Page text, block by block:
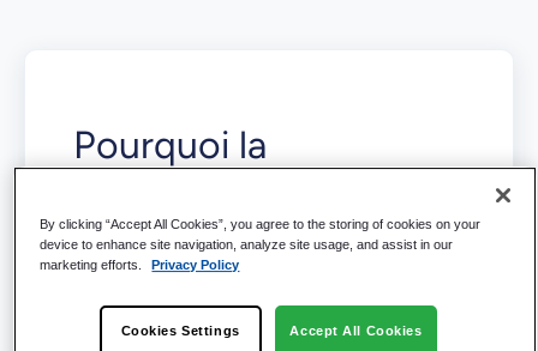
Pourquoi la
numérique définit le
lieu de travail de
demain
By clicking “Accept All Cookies”, you agree to the storing of cookies on your
device to enhance site navigation, analyze site usage, and assist in our
marketing efforts.
Privacy Policy
Cookies Settings Accept All Cookies